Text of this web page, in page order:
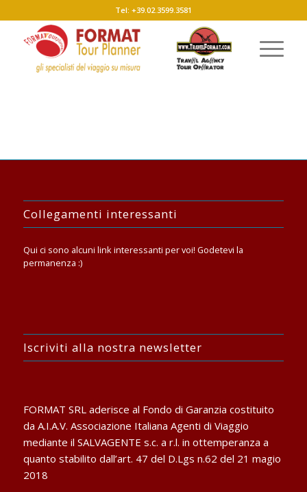
Tel: +39.02.3599.3581
Collegamenti interessanti
Qui ci sono alcuni link interessanti per voi! Godetevi la
permanenza :)
Iscriviti alla nostra newsletter
FORMAT SRL aderisce al Fondo di Garanzia costituito
da A.I.A.V. Associazione Italiana Agenti di Viaggio
mediante il SALVAGENTE s.c. a r.l. in ottemperanza a
quanto stabilito dall’art. 47 del D.Lgs n.62 del 21 magio
2018